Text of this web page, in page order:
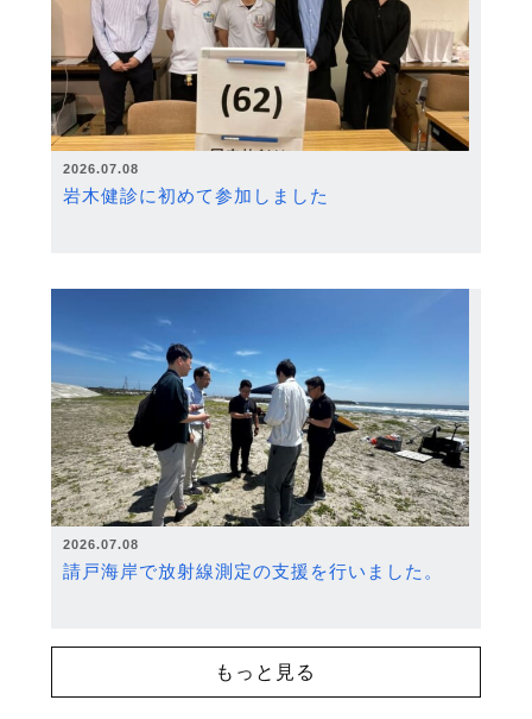
2026.07.08
岩木健診に初めて参加しました
2026.07.08
請戸海岸で放射線測定の支援を行いました。
もっと見る